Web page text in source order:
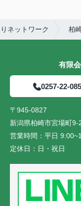
ネットワーク 柏
有限
0257-22-
〒945-0827
新潟県柏崎市宮場町9-
営業時間： 平日
定休日： 日・祝日